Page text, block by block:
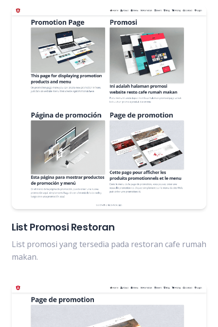
List Promosi Restoran
List promosi yang tersedia pada restoran cafe rumah
makan.